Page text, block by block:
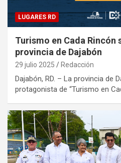
LUGARES RD
Turismo en Cada Rincón
provincia de Dajabón
29 julio 2025 Redacción
Dajabón, RD. – La provincia de
protagonista de “Turismo en